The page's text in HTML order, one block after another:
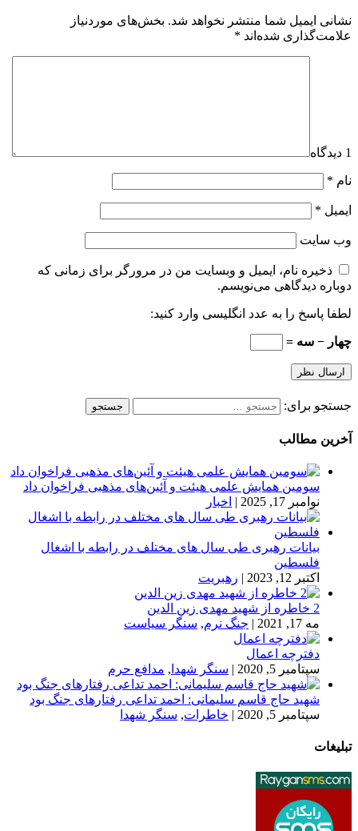
نشانی ایمیل شما منتشر نخواهد شد. بخش‌های موردنیاز
علامت‌گذاری شده‌اند *
1 دیدگاه
نام *
ایمیل *
وب‌ سایت
ذخیره نام، ایمیل و وبسایت من در مرورگر برای زمانی که
دوباره دیدگاهی می‌نویسم.
لطفا پاسخ را به عدد انگلیسی وارد کنید:
چهار − سه =
جستجو برای:
آخرین مطالب
سومین همایش علمی هیئت و آئین‌های مذهبی فراخوان داد
نوامبر 17, 2025
| اخبار
بیانات رهبری طی سال های مختلف در رابطه با اشغال
فلسطین
اکتبر 12, 2023
| رهبریت
2 خاطره از شهید مهدی زین الدین
مه 17, 2021
| جنگ نرم, سنگر سیاست
دفترچه اعمال
سپتامبر 5, 2020
| سنگر شهدا , مدافع حرم
شهید حاج قاسم سلیمانی: احمد تداعی رفتارهای جنگ بود
سپتامبر 5, 2020
| خاطرات, سنگر شهدا
تبلیغات